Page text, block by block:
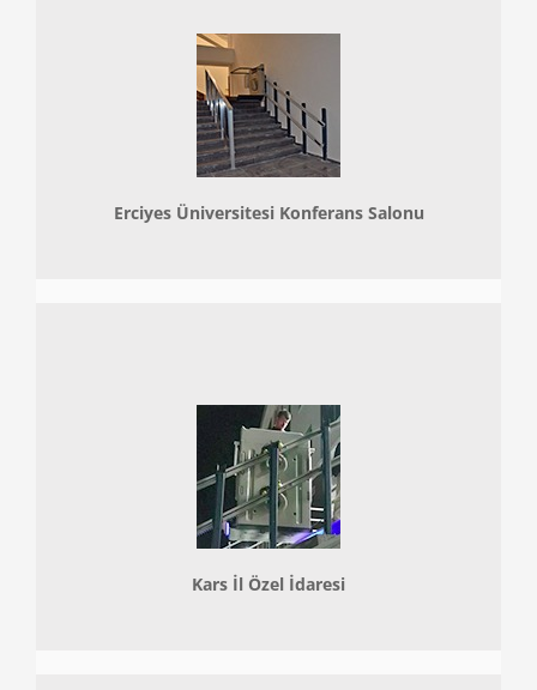
Erciyes Üniversitesi Konferans Salonu
Kars İl Özel İdaresi